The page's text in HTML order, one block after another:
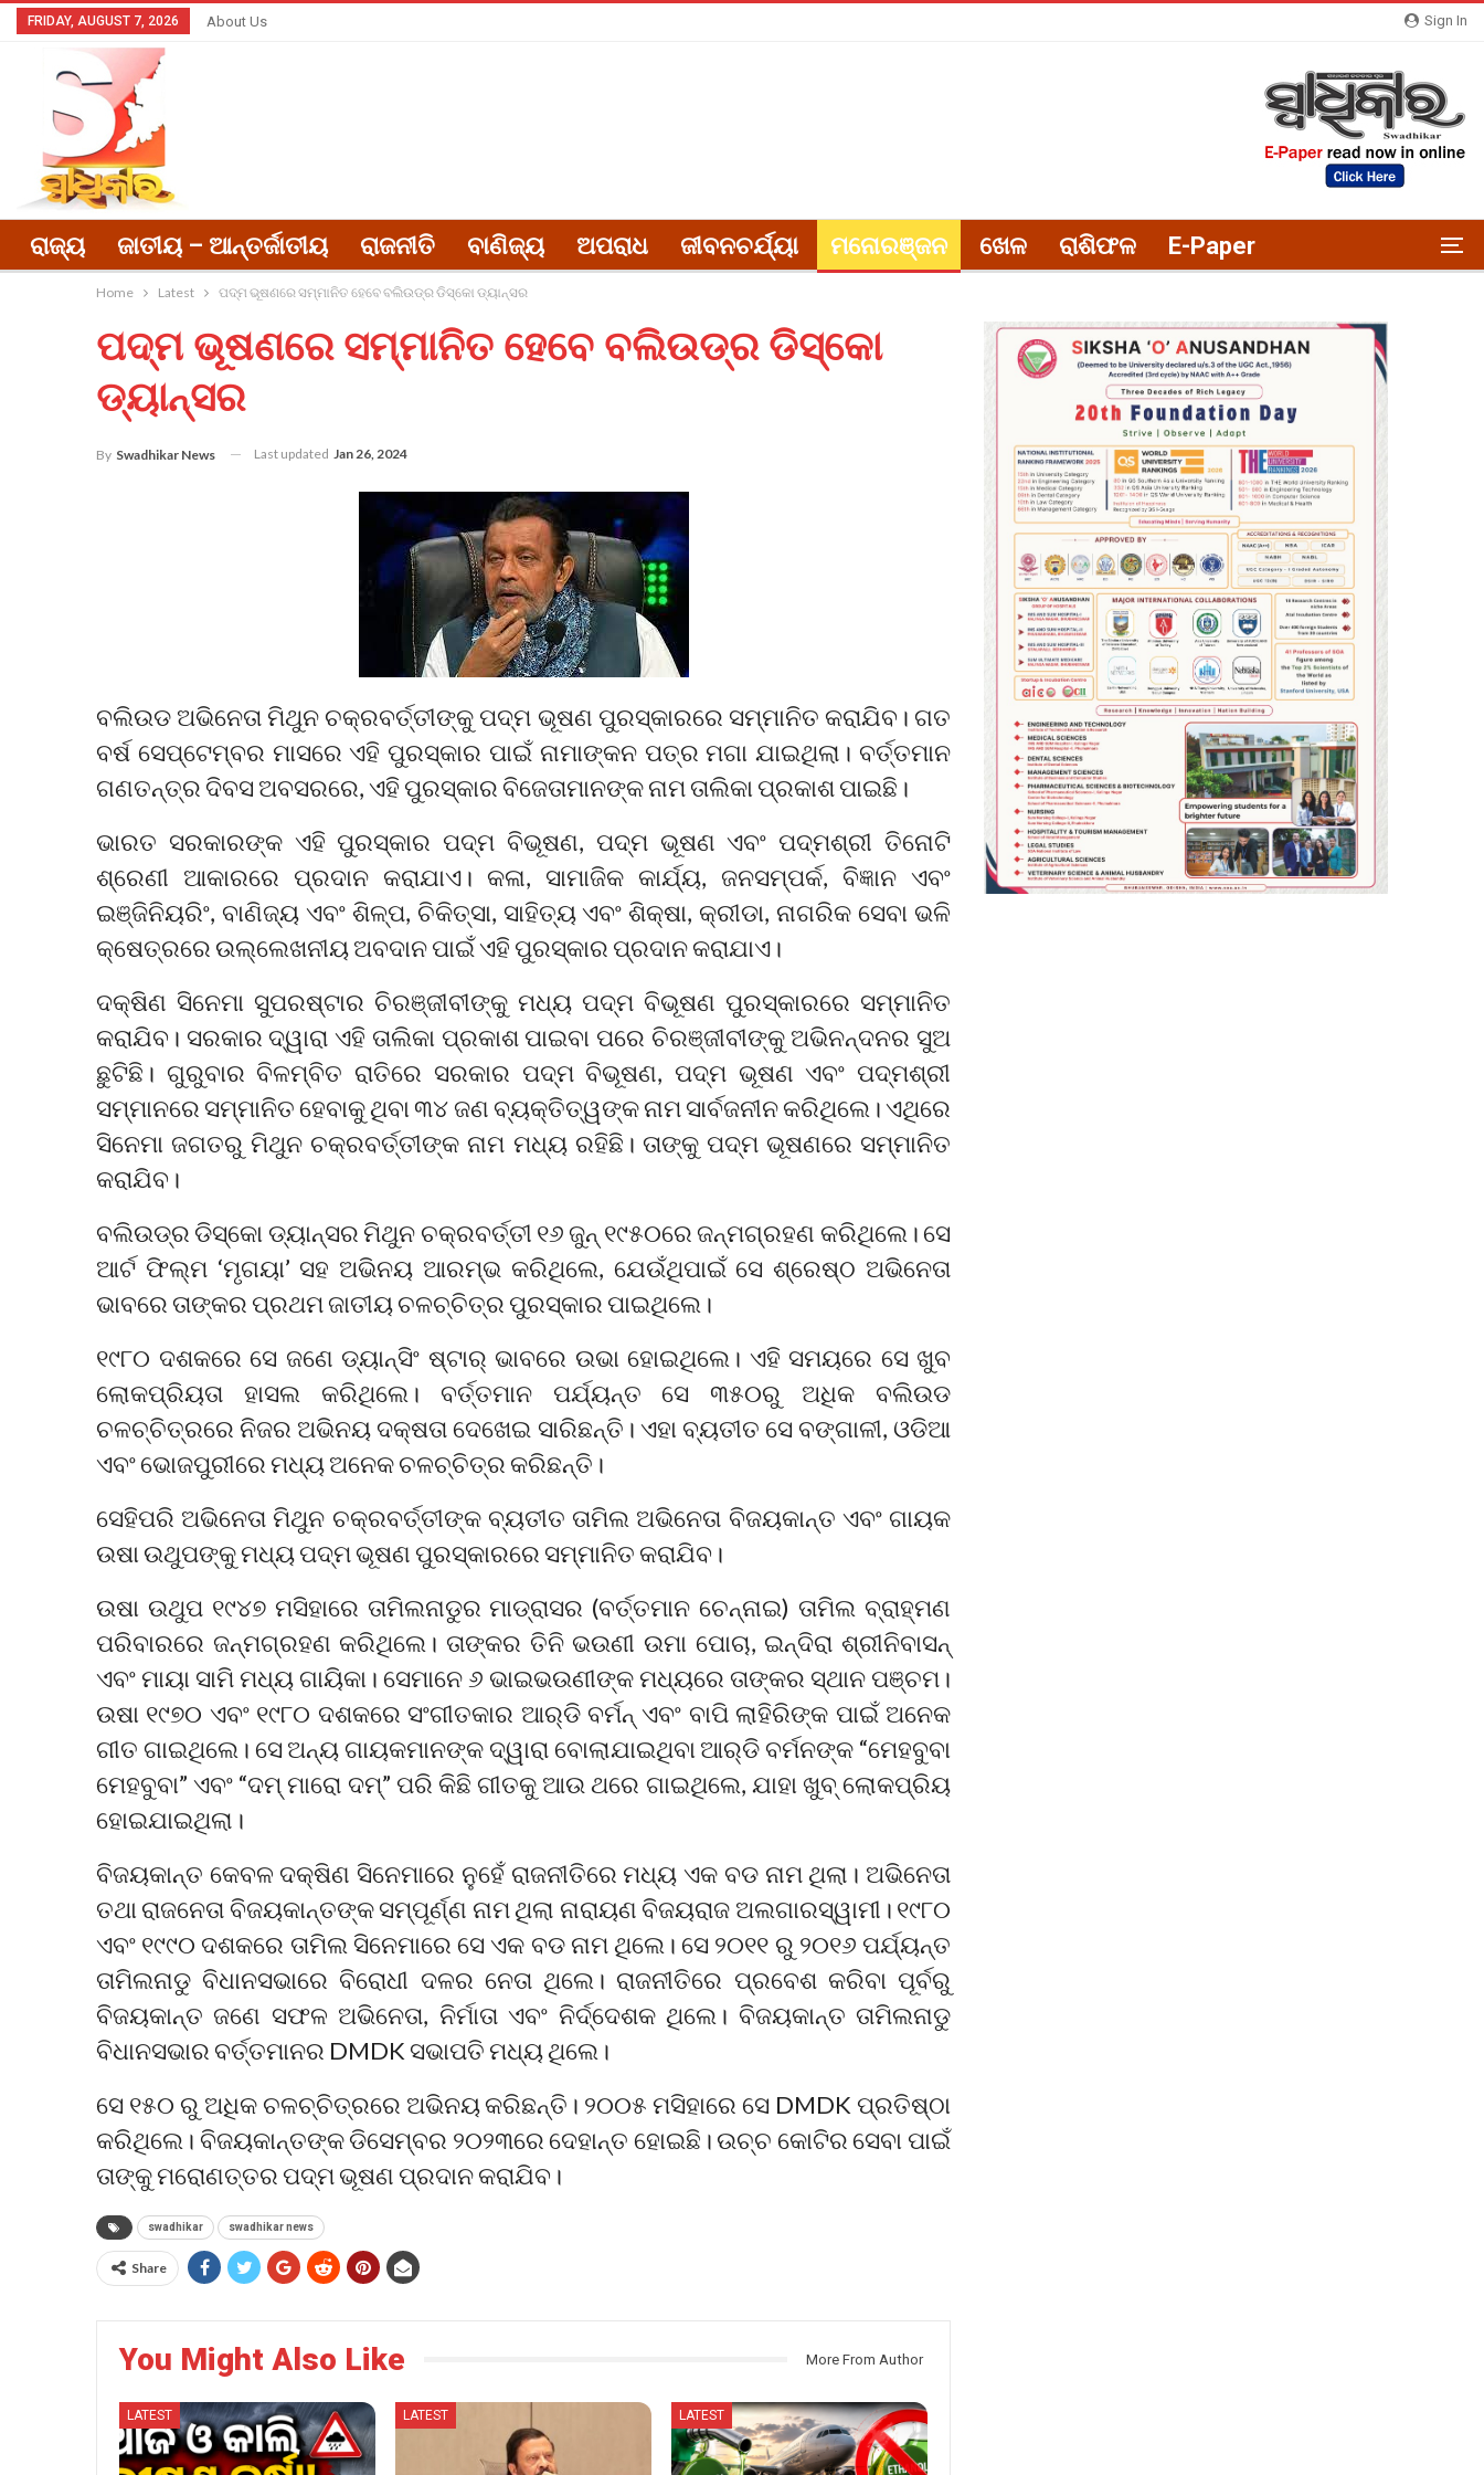
Sign In
FRIDAY, AUGUST 7, 2026 About Us
ରାଜ୍ୟ ଜାତୀୟ – ଆନ୍ତର୍ଜାତୀୟ ରାଜନୀତି ବାଣିଜ୍ୟ ଅପରାଧ ଜୀବନଚର୍ଯ୍ୟା ମନୋରଞ୍ଜନ ଖେଳ ରାଶିଫଳ E-Paper
Home Latest ପଦ୍ମ ଭୂଷଣରେ ସମ୍ମାନିତ ହେବେ ବଲିଉଡ୍‌ର ଡିସ୍କୋ ଡ୍ୟାନ୍ସର
ପଦ୍ମ ଭୂଷଣରେ ସମ୍ମାନିତ ହେବେ ବଲିଉଡ୍‌ର ଡିସ୍କୋ
ଡ୍ୟାନ୍ସର
By Swadhikar News Last updated Jan 26, 2024
ବଲିଉଡ ଅଭିନେତା ମିଥୁନ ଚକ୍ରବର୍ତ୍ତୀଙ୍କୁ ପଦ୍ମ ଭୂଷଣ ପୁରସ୍କାରରେ ସମ୍ମାନିତ କରାଯିବ। ଗତ
ବର୍ଷ ସେପ୍ଟେମ୍ବର ମାସରେ ଏହି ପୁରସ୍କାର ପାଇଁ ନାମାଙ୍କନ ପତ୍ର ମଗା ଯାଇଥିଲା। ବର୍ତ୍ତମାନ
ଗଣତନ୍ତ୍ର ଦିବସ ଅବସରରେ, ଏହି ପୁରସ୍କାର ବିଜେତାମାନଙ୍କ ନାମ ତାଲିକା ପ୍ରକାଶ ପାଇଛି।
ଭାରତ ସରକାରଙ୍କ ଏହି ପୁରସ୍କାର ପଦ୍ମ ବିଭୂଷଣ, ପଦ୍ମ ଭୂଷଣ ଏବଂ ପଦ୍ମଶ୍ରୀ ତିନୋଟି
ଶ୍ରେଣୀ ଆକାରରେ ପ୍ରଦାନ କରାଯାଏ। କଳା, ସାମାଜିକ କାର୍ଯ୍ୟ, ଜନସମ୍ପର୍କ, ବିଜ୍ଞାନ ଏବଂ
ଇଞ୍ଜିନିୟରିଂ, ବାଣିଜ୍ୟ ଏବଂ ଶିଳ୍ପ, ଚିକିତ୍ସା, ସାହିତ୍ୟ ଏବଂ ଶିକ୍ଷା, କ୍ରୀଡା, ନାଗରିକ ସେବା ଭଳି
କ୍ଷେତ୍ରରେ ଉଲ୍ଲେଖନୀୟ ଅବଦାନ ପାଇଁ ଏହି ପୁରସ୍କାର ପ୍ରଦାନ କରାଯାଏ।
ଦକ୍ଷିଣ ସିନେମା ସୁପରଷ୍ଟାର ଚିରଞ୍ଜୀବୀଙ୍କୁ ମଧ୍ୟ ପଦ୍ମ ବିଭୂଷଣ ପୁରସ୍କାରରେ ସମ୍ମାନିତ
କରାଯିବ। ସରକାର ଦ୍ୱାରା ଏହି ତାଲିକା ପ୍ରକାଶ ପାଇବା ପରେ ଚିରଞ୍ଜୀବୀଙ୍କୁ ଅଭିନନ୍ଦନର ସୁଅ
ଛୁଟିଛି। ଗୁରୁବାର ବିଳମ୍ବିତ ରାତିରେ ସରକାର ପଦ୍ମ ବିଭୂଷଣ, ପଦ୍ମ ଭୂଷଣ ଏବଂ ପଦ୍ମଶ୍ରୀ
ସମ୍ମାନରେ ସମ୍ମାନିତ ହେବାକୁ ଥିବା ୩୪ ଜଣ ବ୍ୟକ୍ତିତ୍ୱଙ୍କ ନାମ ସାର୍ବଜନୀନ କରିଥିଲେ। ଏଥିରେ
ସିନେମା ଜଗତରୁ ମିଥୁନ ଚକ୍ରବର୍ତ୍ତୀଙ୍କ ନାମ ମଧ୍ୟ ରହିଛି। ତାଙ୍କୁ ପଦ୍ମ ଭୂଷଣରେ ସମ୍ମାନିତ
କରାଯିବ।
ବଲିଉଡ୍‌ର ଡିସ୍କୋ ଡ୍ୟାନ୍ସର ମିଥୁନ ଚକ୍ରବର୍ତ୍ତୀ ୧୬ ଜୁନ୍ ୧୯୫୦ରେ ଜନ୍ମଗ୍ରହଣ କରିଥିଲେ। ସେ
ଆର୍ଟ ଫିଲ୍ମ ‘ମୃଗୟା’ ସହ ଅଭିନୟ ଆରମ୍ଭ କରିଥିଲେ, ଯେଉଁଥିପାଇଁ ସେ ଶ୍ରେଷ୍ଠ ଅଭିନେତା
ଭାବରେ ତାଙ୍କର ପ୍ରଥମ ଜାତୀୟ ଚଳଚ୍ଚିତ୍ର ପୁରସ୍କାର ପାଇଥିଲେ।
୧୯୮୦ ଦଶକରେ ସେ ଜଣେ ଡ୍ୟାନ୍ସିଂ ଷ୍ଟାର୍ ଭାବରେ ଉଭା ହୋଇଥିଲେ। ଏହି ସମୟରେ ସେ ଖୁବ
ଲୋକପ୍ରିୟତା ହାସଲ କରିଥିଲେ। ବର୍ତ୍ତମାନ ପର୍ଯ୍ୟନ୍ତ ସେ ୩୫୦ରୁ ଅଧିକ ବଲିଉଡ
ଚଳଚ୍ଚିତ୍ରରେ ନିଜର ଅଭିନୟ ଦକ୍ଷତା ଦେଖେଇ ସାରିଛନ୍ତି। ଏହା ବ୍ୟତୀତ ସେ ବଙ୍ଗାଳୀ, ଓଡିଆ
ଏବଂ ଭୋଜପୁରୀରେ ମଧ୍ୟ ଅନେକ ଚଳଚ୍ଚିତ୍ର କରିଛନ୍ତି।
ସେହିପରି ଅଭିନେତା ମିଥୁନ ଚକ୍ରବର୍ତ୍ତୀଙ୍କ ବ୍ୟତୀତ ତାମିଲ ଅଭିନେତା ବିଜୟକାନ୍ତ ଏବଂ ଗାୟକ
ଉଷା ଉଥୁପଙ୍କୁ ମଧ୍ୟ ପଦ୍ମ ଭୂଷଣ ପୁରସ୍କାରରେ ସମ୍ମାନିତ କରାଯିବ।
ଉଷା ଉଥୁପ ୧୯୪୭ ମସିହାରେ ତାମିଲନାଡୁର ମାଡ୍ରାସର (ବର୍ତ୍ତମାନ ଚେନ୍ନାଇ) ତାମିଲ ବ୍ରାହ୍ମଣ
ପରିବାରରେ ଜନ୍ମଗ୍ରହଣ କରିଥିଲେ। ତାଙ୍କର ତିନି ଭଉଣୀ ଉମା ପୋଚା, ଇନ୍ଦିରା ଶ୍ରୀନିବାସନ୍
ଏବଂ ମାୟା ସାମି ମଧ୍ୟ ଗାୟିକା। ସେମାନେ ୬ ଭାଇଭଉଣୀଙ୍କ ମଧ୍ୟରେ ତାଙ୍କର ସ୍ଥାନ ପଞ୍ଚମ।
ଉଷା ୧୯୭୦ ଏବଂ ୧୯୮୦ ଦଶକରେ ସଂଗୀତକାର ଆର୍‌ଡି ବର୍ମନ୍ ଏବଂ ବାପି ଲାହିରିଙ୍କ ପାଇଁ ଅନେକ
ଗୀତ ଗାଇଥିଲେ। ସେ ଅନ୍ୟ ଗାୟକମାନଙ୍କ ଦ୍ୱାରା ବୋଲାଯାଇଥିବା ଆର୍‌ଡି ବର୍ମନଙ୍କ “ମେହବୁବା
ମେହବୁବା” ଏବଂ “ଦମ୍ ମାରୋ ଦମ୍” ପରି କିଛି ଗୀତକୁ ଆଉ ଥରେ ଗାଇଥିଲେ, ଯାହା ଖୁବ୍ ଲୋକପ୍ରିୟ
ହୋଇଯାଇଥିଲା।
ବିଜୟକାନ୍ତ କେବଳ ଦକ୍ଷିଣ ସିନେମାରେ ନୁହେଁ ରାଜନୀତିରେ ମଧ୍ୟ ଏକ ବଡ ନାମ ଥିଲା। ଅଭିନେତା
ତଥା ରାଜନେତା ବିଜୟକାନ୍ତଙ୍କ ସମ୍ପୂର୍ଣ୍ଣ ନାମ ଥିଲା ନାରାୟଣ ବିଜୟରାଜ ଅଲଗାରସ୍ୱାମୀ। ୧୯୮୦
ଏବଂ ୧୯୯୦ ଦଶକରେ ତାମିଲ ସିନେମାରେ ସେ ଏକ ବଡ ନାମ ଥିଲେ। ସେ ୨୦୧୧ ରୁ ୨୦୧୬ ପର୍ଯ୍ୟନ୍ତ
ତାମିଲନାଡୁ ବିଧାନସଭାରେ ବିରୋଧୀ ଦଳର ନେତା ଥିଲେ। ରାଜନୀତିରେ ପ୍ରବେଶ କରିବା ପୂର୍ବରୁ
ବିଜୟକାନ୍ତ ଜଣେ ସଫଳ ଅଭିନେତା, ନିର୍ମାତା ଏବଂ ନିର୍ଦ୍ଦେଶକ ଥିଲେ। ବିଜୟକାନ୍ତ ତାମିଲନାଡୁ
ବିଧାନସଭାର ବର୍ତ୍ତମାନର DMDK ସଭାପତି ମଧ୍ୟ ଥିଲେ।
ସେ ୧୫୦ ରୁ ଅଧିକ ଚଳଚ୍ଚିତ୍ରରେ ଅଭିନୟ କରିଛନ୍ତି। ୨୦୦୫ ମସିହାରେ ସେ DMDK ପ୍ରତିଷ୍ଠା
କରିଥିଲେ। ବିଜୟକାନ୍ତଙ୍କ ଡିସେମ୍ବର ୨୦୨୩ରେ ଦେହାନ୍ତ ହୋଇଛି। ଉଚ୍ଚ କୋଟିର ସେବା ପାଇଁ
ତାଙ୍କୁ ମରୋଣତ୍ତର ପଦ୍ମ ଭୂଷଣ ପ୍ରଦାନ କରାଯିବ।
swadhikar swadhikar news
Share
You Might Also Like More From Author
LATEST LATEST LATEST